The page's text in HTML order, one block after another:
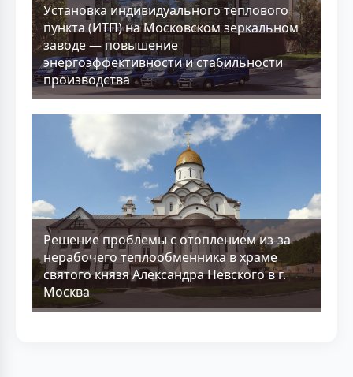
Установка индивидуального теплового
пункта (ИТП) на Московском зеркальном
заводе — повышение
энергоэффективности и стабильности
производства
Решение проблемы с отоплением из-за
нерабочего теплообменника в храме
святого князя Александра Невского в г.
Москва